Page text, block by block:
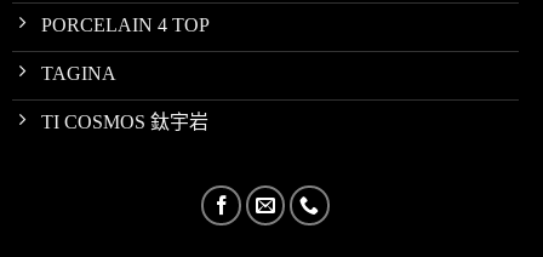
PORCELAIN 4 TOP
TAGINA
TI COSMOS 鈦宇岩